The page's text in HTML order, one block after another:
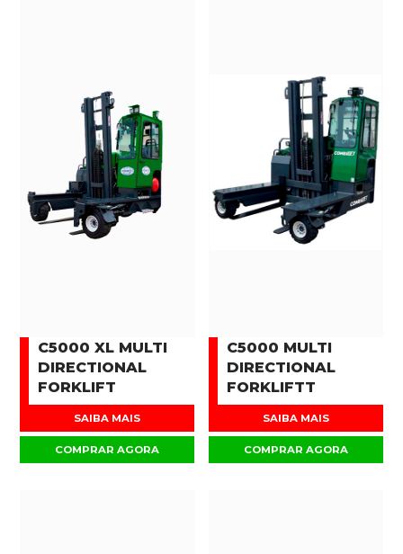
C5000 XL MULTI
DIRECTIONAL
FORKLIFT
SAIBA MAIS
COMPRAR AGORA
C5000 MULTI
DIRECTIONAL
FORKLIFTT
SAIBA MAIS
COMPRAR AGORA